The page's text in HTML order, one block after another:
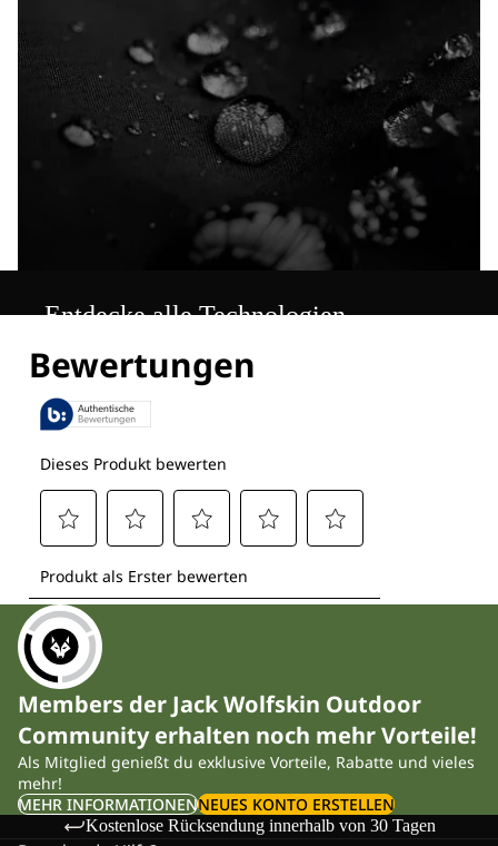
Entdecke alle Technologien
Members der Jack Wolfskin Outdoor
Community erhalten noch mehr Vorteile!
Als Mitglied genießt du exklusive Vorteile, Rabatte und vieles
mehr!
MEHR INFORMATIONENNEUES KONTO ERSTELLEN
Kostenlose Rücksendung innerhalb von 30 Tagen